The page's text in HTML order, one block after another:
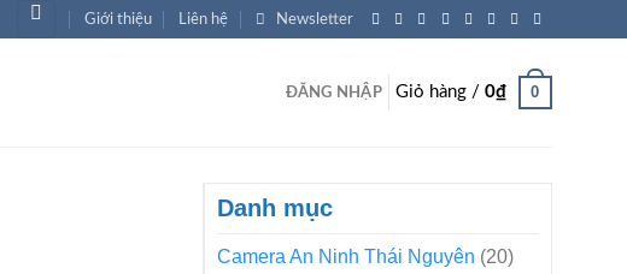
Giới thiệu Liên hệ Newsletter
ĐĂNG NHẬP Giỏ hàng / 0₫ 0
Danh mục
Camera An Ninh Thái Nguyên (20)